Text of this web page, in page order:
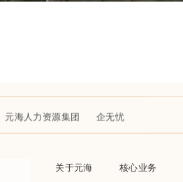
元海人力资源集团 企无忧
关于元海 核心业务